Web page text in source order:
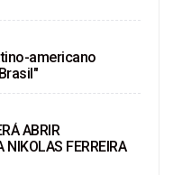
americano
ABRIR
NIKOLAS FERREIRA